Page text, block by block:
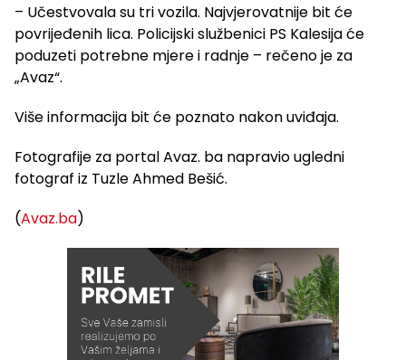
– Učestvovala su tri vozila. Najvjerovatnije bit će
povrijeđenih lica. Policijski službenici PS Kalesija će
poduzeti potrebne mjere i radnje – rečeno je za
„Avaz“.
Više informacija bit će poznato nakon uviđaja.
Fotografije za portal Avaz. ba napravio ugledni
fotograf iz Tuzle Ahmed Bešić.
(Avaz.ba)